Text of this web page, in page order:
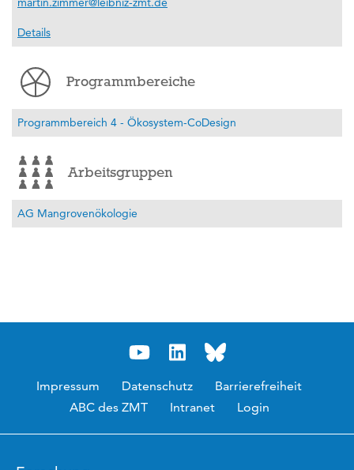
Details
Programmbereiche
Programmbereich 4 - Ökosystem-CoDesign
Arbeitsgruppen
AG Mangrovenökologie
Impressum Datenschutz
Barrierefreiheit
ABC des ZMT
Intranet Login